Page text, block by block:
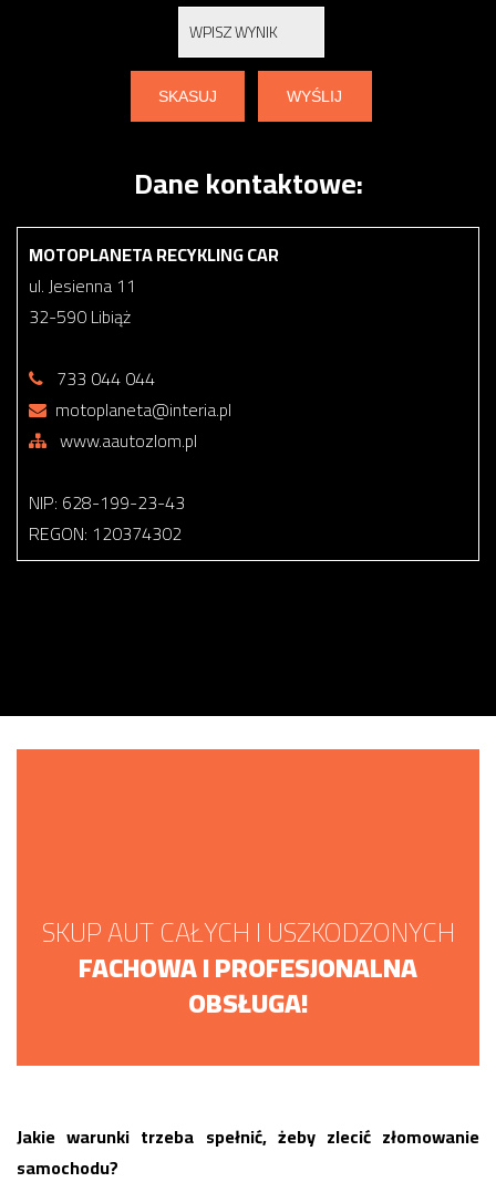
Dane kontaktowe:
MOTOPLANETA RECYKLING CAR
ul. Jesienna 11
32-590 Libiąż
733 044 044
motoplaneta@interia.pl
www.aautozlom.pl
NIP: 628-199-23-43
REGON: 120374302
SKUP AUT CAŁYCH I USZKODZONYCH
FACHOWA I PROFESJONALNA
OBSŁUGA!
Jakie warunki trzeba spełnić, żeby zlecić złomowanie
samochodu?